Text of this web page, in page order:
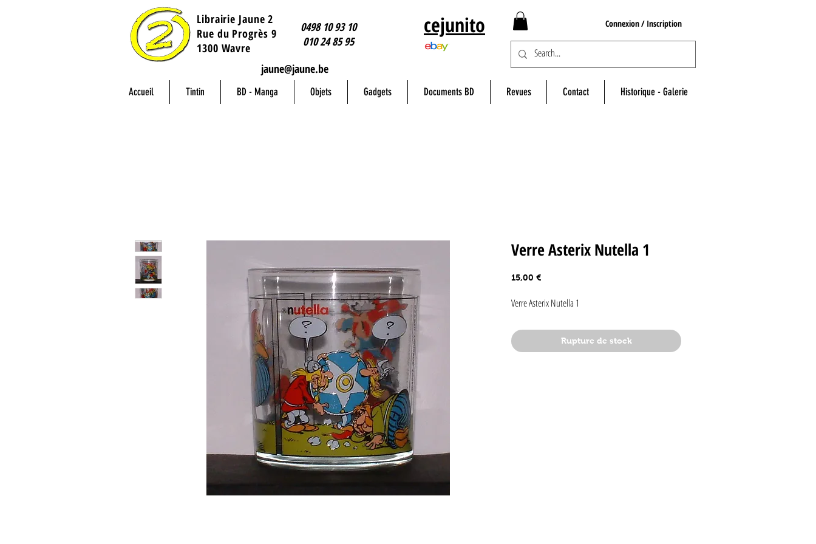
Librairie Jaune 2
​Rue du Progrès 9
1300 Wavre
0498 10 93 10
010 24 85 95
jaune@jaune.be
cejunito Connexion / Inscription
Accueil Tintin BD - Manga Objets Gadgets Documents BD Revues Contact Historique - Galerie
Verre Asterix Nutella 1
15,00 €
Verre Asterix Nutella 1
Rupture de stock